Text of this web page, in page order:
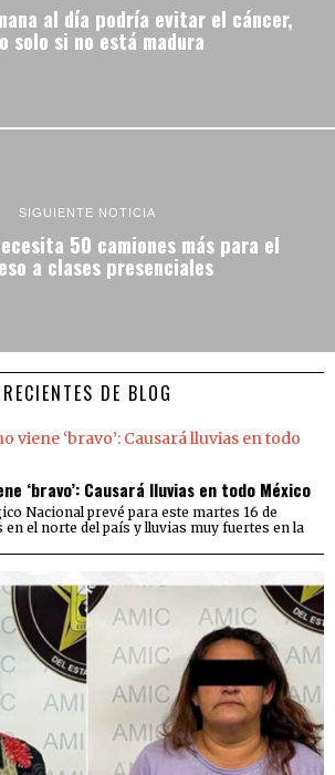
al día podría evitar el cáncer,
solo si no está madura
SIGUIENTE NOTICIA
50 camiones más para el
a clases presenciales
RECIENTES DE BLOG
‘bravo’: Causará lluvias en todo México
Nacional prevé para este martes 16 de
el norte del país y lluvias muy fuertes en la